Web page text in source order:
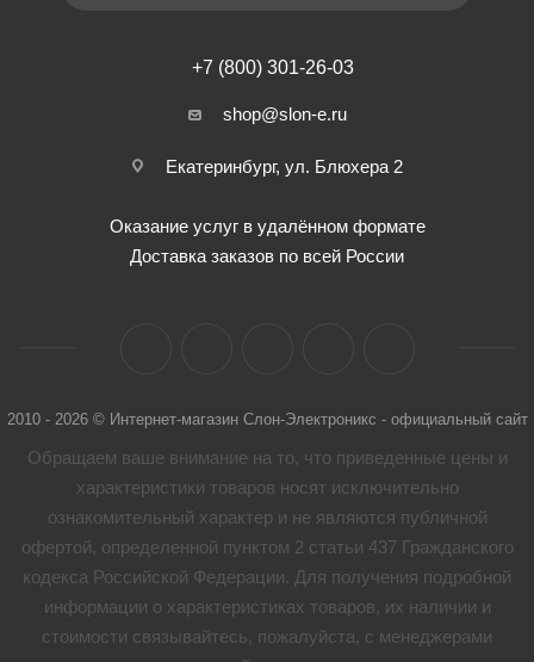
+7 (800) 301-26-03
shop@slon-e.ru
Екатеринбург, ул. Блюхера 2
Оказание услуг в удалённом формате
Доставка заказов по всей России
2010 - 2026 © Интернет-магазин Слон-Электроникс - официальный сайт
Обращаем ваше внимание на то, что приведенные цены и
характеристики товaров носят исключительно
ознакомительный характер и не являются публичной
офертой, определенной пунктом 2 статьи 437 Гражданского
кодекса Российской Федерации. Для получения подробной
информации о характеристиках товaров, их наличии и
стоимости связывайтесь, пожалуйста, с менеджерами